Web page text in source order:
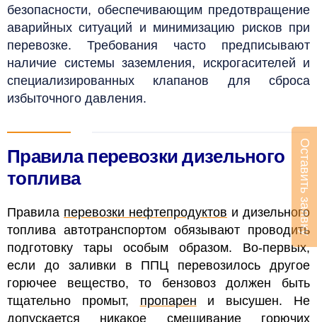
безопасности, обеспечивающим предотвращение
аварийных ситуаций и минимизацию рисков при
перевозке. Требования часто предписывают
наличие системы заземления, искрогасителей и
специализированных клапанов для сброса
избыточного давления.
Правила перевозки дизельного
топлива
Правила перевозки нефтепродуктов и дизельного
топлива автотранспортом обязывают проводить
подготовку тары особым образом. Во-первых,
если до заливки в ППЦ перевозилось другое
горючее вещество, то бензовоз должен быть
тщательно промыт, пропарен и высушен. Не
допускается никакое смешивание горючих
Оставить заявку